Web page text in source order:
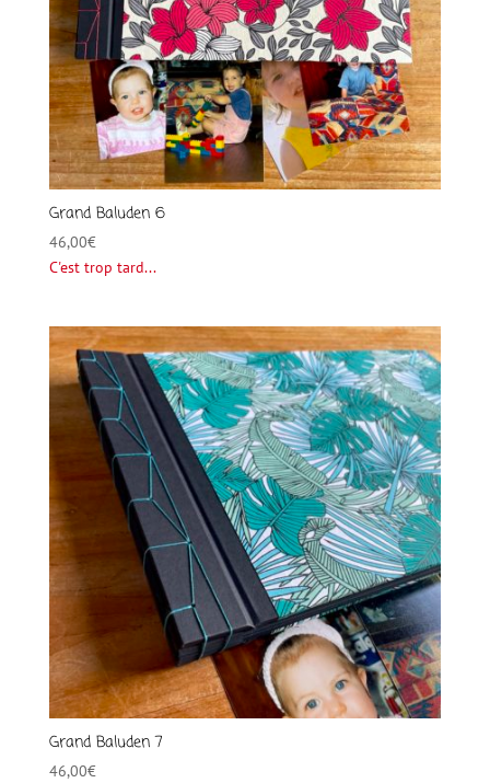
Grand Baluden 6
46,00€
C'est trop tard...
Grand Baluden 7
46,00€